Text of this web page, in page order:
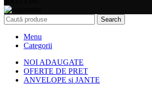
Search
Menu
Categorii
NOI ADAUGATE
OFERTE DE PRET
ANVELOPE si JANTE